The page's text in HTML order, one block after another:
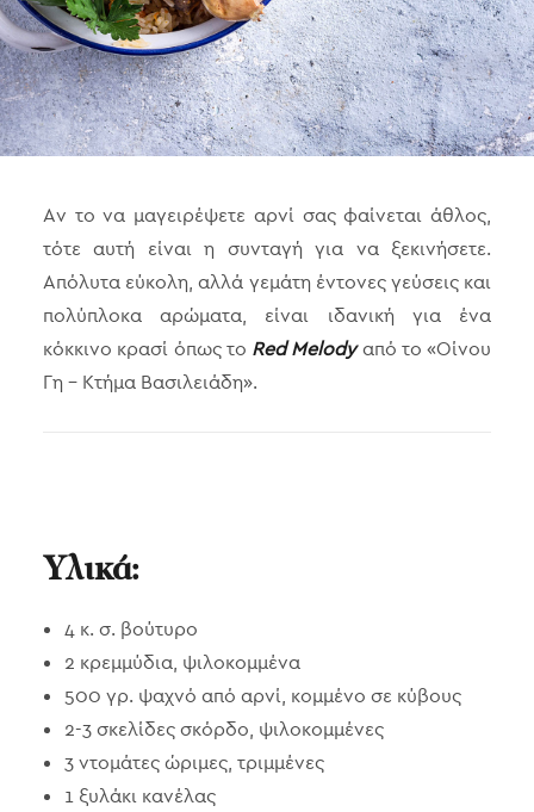
SEARCH
Αν το να μαγειρέψετε αρνί σας φαίνεται άθλος,
τότε αυτή είναι η συνταγή για να ξεκινήσετε.
Απόλυτα εύκολη, αλλά γεμάτη έντονες γεύσεις και
πολύπλοκα αρώματα, είναι ιδανική για ένα
κόκκινο κρασί όπως το Red Melody από το «Οίνου
Γη – Κτήμα Βασιλειάδη».
Υλικά:
4 κ. σ. βούτυρο
2 κρεμμύδια, ψιλοκομμένα
500 γρ. ψαχνό από αρνί, κομμένο σε κύβους
2-3 σκελίδες σκόρδο, ψιλοκομμένες
3 ντομάτες ώριμες, τριμμένες
1 ξυλάκι κανέλας